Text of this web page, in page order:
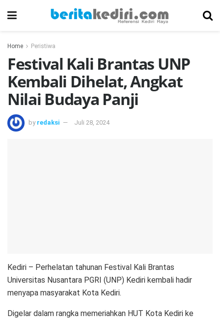
Home Peristiwa
Festival Kali Brantas UNP
Kembali Dihelat, Angkat
Nilai Budaya Panji
by redaksi Juli 28, 2024
Kediri – Perhelatan tahunan Festival Kali Brantas
Universitas Nusantara PGRI (UNP) Kediri kembali hadir
menyapa masyarakat Kota Kediri.
Digelar dalam rangka memeriahkan HUT Kota Kediri ke